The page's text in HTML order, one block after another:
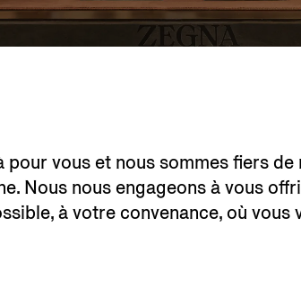
pour vous et nous sommes fiers
Nous nous engageons à vous
à votre convenance, où vous